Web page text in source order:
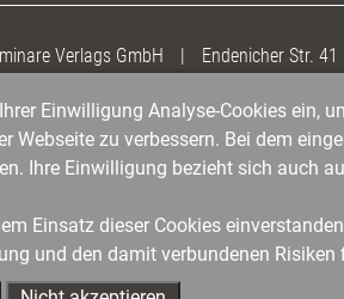
Verlags GmbH | Endenicher Str. 41
Einwilligung Analyse-Cookies ein,
Webseite zu verbessern. Bei dem
Ihre Einwilligung bezieht sich auch
Einsatz dieser Cookies
und den damit verbundenen Risiken